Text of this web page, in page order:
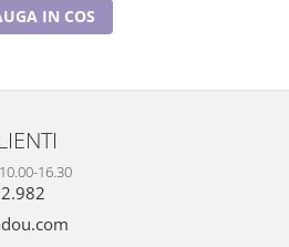
IN COS
16.30